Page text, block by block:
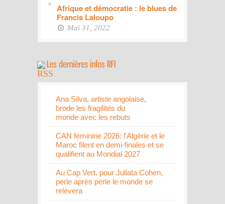
Afrique et démocratie : le blues de
Francis Laloupo
Mai 31, 2022
Ana Silva, artiste angolaise,
brode les fragilités du
monde avec les rebuts
CAN féminine 2026: l'Algérie et le
Maroc filent en demi-finales et se
qualifient au Mondial 2027
Au Cap Vert, pour Juliata Cohen,
perle après perle le monde se
relèvera